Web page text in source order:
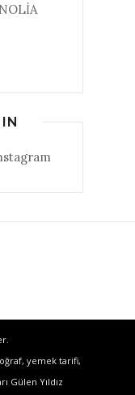
yemek tarifi,
Gülen Yıldız